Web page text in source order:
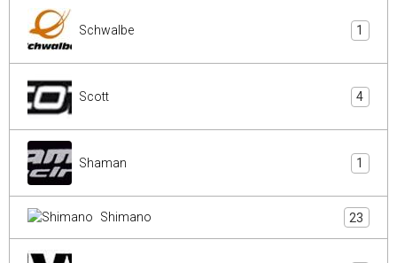
Schwalbe 1
Scott 4
Shaman 1
Shimano 23